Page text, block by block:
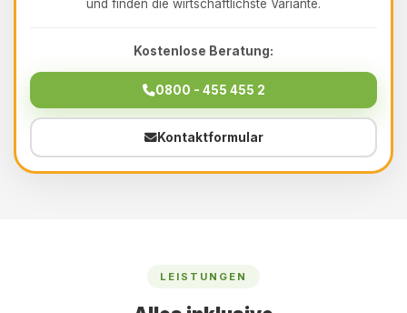
und finden die wirtschaftlichste Variante.
Kostenlose Beratung:
0800 - 455 455 2
Kontaktformular
LEISTUNGEN